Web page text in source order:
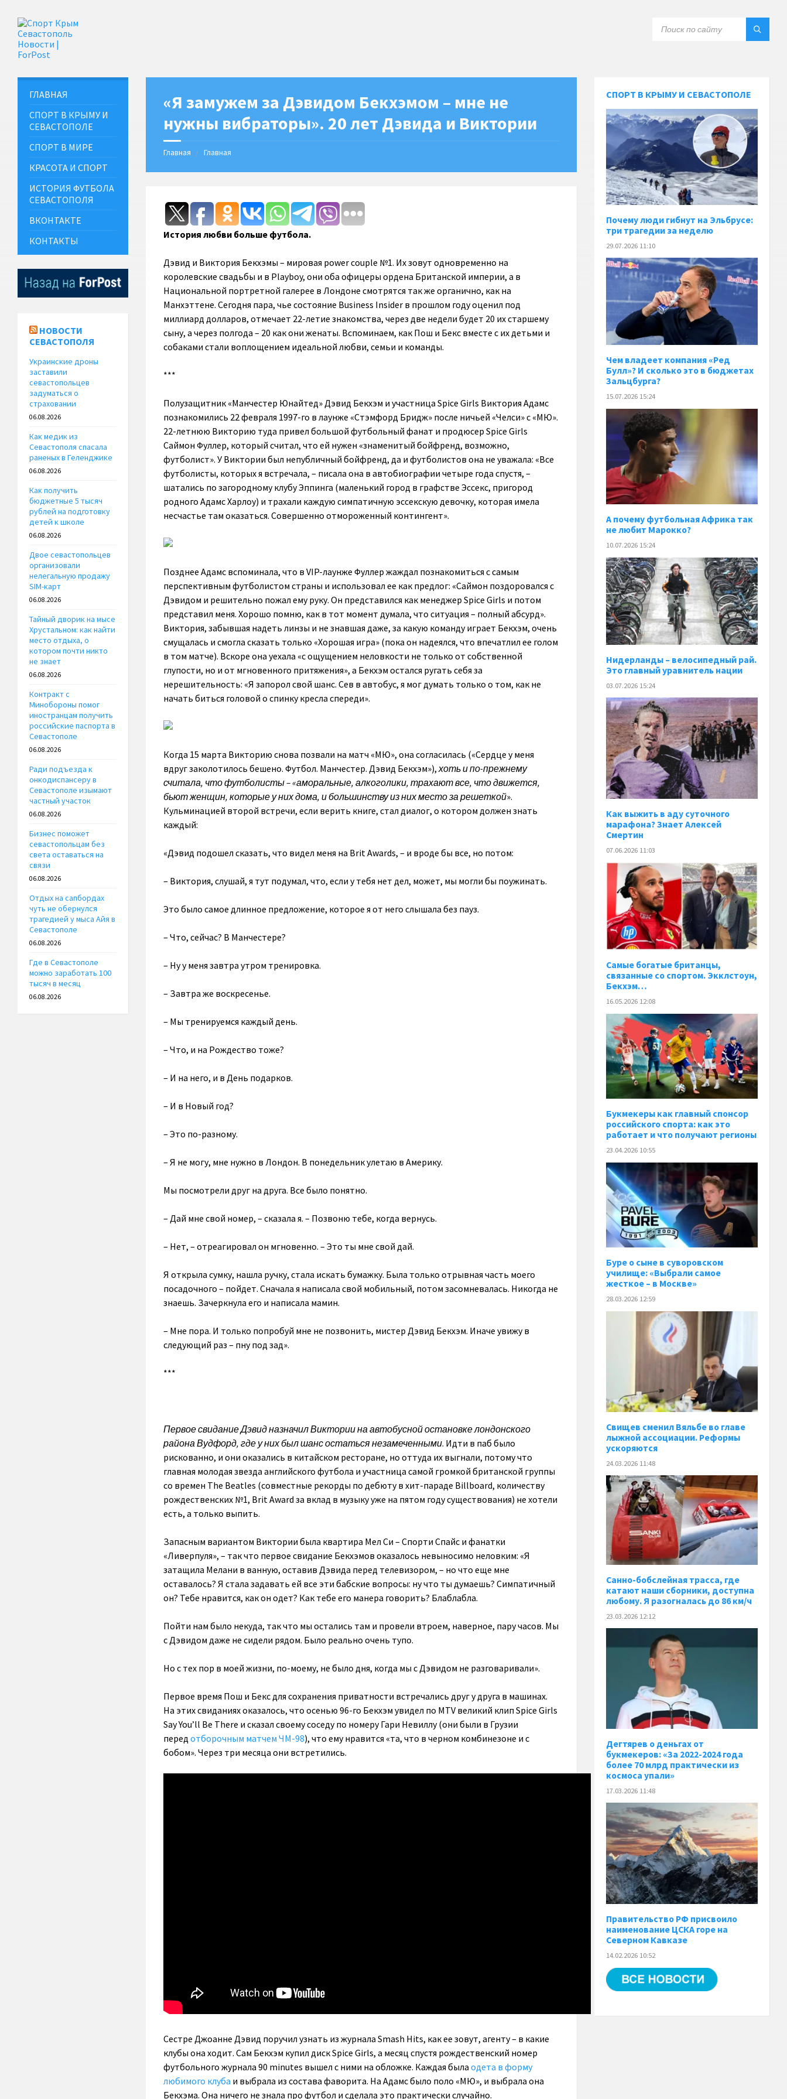
«Я замужем за Дэвидом Бекхэмом – мне не
нужны вибраторы». 20 лет Дэвида и Виктории
Главная Главная
История любви больше футбола.
Дэвид и Виктория Бекхэмы – мировая power couple №1. Их зовут одновременно на
королевские свадьбы и в Playboy, они оба офицеры ордена Британской империи, а в
Национальной портретной галерее в Лондоне смотрятся так же органично, как на
Манхэттене. Сегодня пара, чье состояние Business Insider в прошлом году оценил под
миллиард долларов, отмечает 22-летие знакомства, через две недели будет 20 их старшему
сыну, а через полгода – 20 как они женаты. Вспоминаем, как Пош и Бекс вместе с их детьми и
собаками стали воплощением идеальной любви, семьи и команды.
***
Полузащитник «Манчестер Юнайтед» Дэвид Бекхэм и участница Spice Girls Виктория Адамс
познакомились 22 февраля 1997-го в лаунже «Стэмфорд Бридж» после ничьей «Челси» с «МЮ».
22-летнюю Викторию туда привел большой футбольный фанат и продюсер Spice Girls
Саймон Фуллер, который считал, что ей нужен «знаменитый бойфренд, возможно,
футболист». У Виктории был непубличный бойфренд, да и футболистов она не уважала: «Все
футболисты, которых я встречала, – писала она в автобиографии четыре года спустя, –
шатались по загородному клубу Эппинга (маленький город в графстве Эссекс, пригород
родного Адамс Харлоу) и трахали каждую симпатичную эссекскую девочку, которая имела
несчастье там оказаться. Совершенно отмороженный контингент».
Позднее Адамс вспоминала, что в VIP-лаунже Фуллер жаждал познакомиться с самым
перспективным футболистом страны и использовал ее как предлог: «Саймон поздоровался с
Дэвидом и решительно пожал ему руку. Он представился как менеджер Spice Girls и потом
представил меня. Хорошо помню, как в тот момент думала, что ситуация – полный абсурд».
Виктория, забывшая надеть линзы и не знавшая даже, за какую команду играет Бекхэм, очень
смущалась и смогла сказать только «Хорошая игра» (пока он надеялся, что впечатлил ее голом
в том матче). Вскоре она уехала «с ощущением неловкости не только от собственной
глупости, но и от мгновенного притяжения», а Бекхэм остался ругать себя за
нерешительность: «Я запорол свой шанс. Сев в автобус, я мог думать только о том, как не
начать биться головой о спинку кресла спереди».
Когда 15 марта Викторию снова позвали на матч «МЮ», она согласилась («Сердце у меня
вдруг заколотилось бешено. Футбол. Манчестер. Дэвид Бекхэм»),хоть и по-прежнему
считала, что футболисты – «аморальные, алкоголики, трахают все, что движется,
бьют женщин, которые у них дома, и большинству из них место за решеткой».
Кульминацией второй встречи, если верить книге, стал диалог, о котором должен знать
каждый:
«Дэвид подошел сказать, что видел меня на Brit Awards, – и вроде бы все, но потом:
– Виктория, слушай, я тут подумал, что, если у тебя нет дел, может, мы могли бы поужинать.
Это было самое длинное предложение, которое я от него слышала без пауз.
– Что, сейчас? В Манчестере?
– Ну у меня завтра утром тренировка.
– Завтра же воскресенье.
– Мы тренируемся каждый день.
– Что, и на Рождество тоже?
– И на него, и в День подарков.
– И в Новый год?
– Это по-разному.
– Я не могу, мне нужно в Лондон. В понедельник улетаю в Америку.
Мы посмотрели друг на друга. Все было понятно.
– Дай мне свой номер, – сказала я. – Позвоню тебе, когда вернусь.
– Нет, – отреагировал он мгновенно. – Это ты мне свой дай.
Я открыла сумку, нашла ручку, стала искать бумажку. Была только отрывная часть моего
посадочного – пойдет. Сначала я написала свой мобильный, потом засомневалась. Никогда не
знаешь. Зачеркнула его и написала мамин.
– Мне пора. И только попробуй мне не позвонить, мистер Дэвид Бекхэм. Иначе увижу в
следующий раз – пну под зад».
***
Первое свидание Дэвид назначил Виктории на автобусной остановке лондонского
района Вудфорд, где у них был шанс остаться незамеченными. Идти в паб было
рискованно, и они оказались в китайском ресторане, но оттуда их выгнали, потому что
главная молодая звезда английского футбола и участница самой громкой британской группы
со времен The Beatles (совместные рекорды по дебюту в хит-параде Billboard, количеству
рождественских №1, Brit Award за вклад в музыку уже на пятом году существования) не хотели
есть, а только выпить.
Запасным вариантом Виктории была квартира Мел Си – Спорти Спайс и фанатки
«Ливерпуля», – так что первое свидание Бекхэмов оказалось невыносимо неловким: «Я
затащила Мелани в ванную, оставив Дэвида перед телевизором, – но что еще мне
оставалось? Я стала задавать ей все эти бабские вопросы: ну что ты думаешь? Симпатичный
он? Тебе нравится, как он одет? Как тебе его манера говорить? Блаблабла.
Пойти нам было некуда, так что мы остались там и провели втроем, наверное, пару часов. Мы
с Дэвидом даже не сидели рядом. Было реально очень тупо.
Но с тех пор в моей жизни, по-моему, не было дня, когда мы с Дэвидом не разговаривали».
Первое время Пош и Бекс для сохранения приватности встречались друг у друга в машинах.
На этих свиданиях оказалось, что осенью 96-го Бекхэм увидел по MTV великий клип Spice Girls
Say You’ll Be There и сказал своему соседу по номеру Гари Невиллу (они были в Грузии
перед отборочным матчем ЧМ-98), что ему нравится «та, что в черном комбинезоне и с
бобом». Через три месяца они встретились.
Сестре Джоанне Дэвид поручил узнать из журнала Smash Hits, как ее зовут, агенту – в какие
клубы она ходит. Сам Бекхэм купил диск Spice Girls, а месяц спустя рождественский номер
футбольного журнала 90 minutes вышел с ними на обложке. Каждая была одета в форму
любимого клуба и выбрала из состава фаворита. На Адамс было поло «МЮ», и выбрала она
Бекхэма. Она ничего не знала про футбол и сделала это практически случайно.
ГЛАВНАЯ
СПОРТ В КРЫМУ И
СЕВАСТОПОЛЕ
СПОРТ В МИРЕ
КРАСОТА И СПОРТ
ИСТОРИЯ ФУТБОЛА
СЕВАСТОПОЛЯ
ВКОНТАКТЕ
КОНТАКТЫ
НОВОСТИ
СЕВАСТОПОЛЯ
Украинские дроны
заставили
севастопольцев
задуматься о
страховании
06.08.2026
Как медик из
Севастополя спасала
раненых в Геленджике
06.08.2026
Как получить
бюджетные 5 тысяч
рублей на подготовку
детей к школе
06.08.2026
Двое севастопольцев
организовали
нелегальную продажу
SIM-карт
06.08.2026
Тайный дворик на мысе
Хрустальном: как найти
место отдыха, о
котором почти никто
не знает
06.08.2026
Контракт с
Минобороны помог
иностранцам получить
российские паспорта в
Севастополе
06.08.2026
Ради подъезда к
онкодиспансеру в
Севастополе изымают
частный участок
06.08.2026
Бизнес поможет
севастопольцам без
света оставаться на
связи
06.08.2026
Отдых на сапбордах
чуть не обернулся
трагедией у мыса Айя в
Севастополе
06.08.2026
Где в Севастополе
можно заработать 100
тысяч в месяц
06.08.2026
СПОРТ В КРЫМУ И СЕВАСТОПОЛЕ
Почему люди гибнут на Эльбрусе:
три трагедии за неделю
29.07.2026 11:10
Чем владеет компания «Ред
Булл»? И сколько это в бюджетах
Зальцбурга?
15.07.2026 15:24
А почему футбольная Африка так
не любит Марокко?
10.07.2026 15:24
Нидерланды – велосипедный рай.
Это главный уравнитель нации
03.07.2026 15:24
Как выжить в аду суточного
марафона? Знает Алексей
Смертин
07.06.2026 11:03
Самые богатые британцы,
связанные со спортом. Экклстоун,
Бекхэм…
16.05.2026 12:08
Букмекеры как главный спонсор
российского спорта: как это
работает и что получают регионы
23.04.2026 10:55
Буре о сыне в суворовском
училище: «Выбрали самое
жесткое – в Москве»
28.03.2026 12:59
Свищев сменил Вяльбе во главе
лыжной ассоциации. Реформы
ускоряются
24.03.2026 11:48
Санно-бобслейная трасса, где
катают наши сборники, доступна
любому. Я разогналась до 86 км/ч
23.03.2026 12:12
Дегтярев о деньгах от
букмекеров: «За 2022-2024 года
более 70 млрд практически из
космоса упали»
17.03.2026 11:48
Правительство РФ присвоило
наименование ЦСКА горе на
Северном Кавказе
14.02.2026 10:52